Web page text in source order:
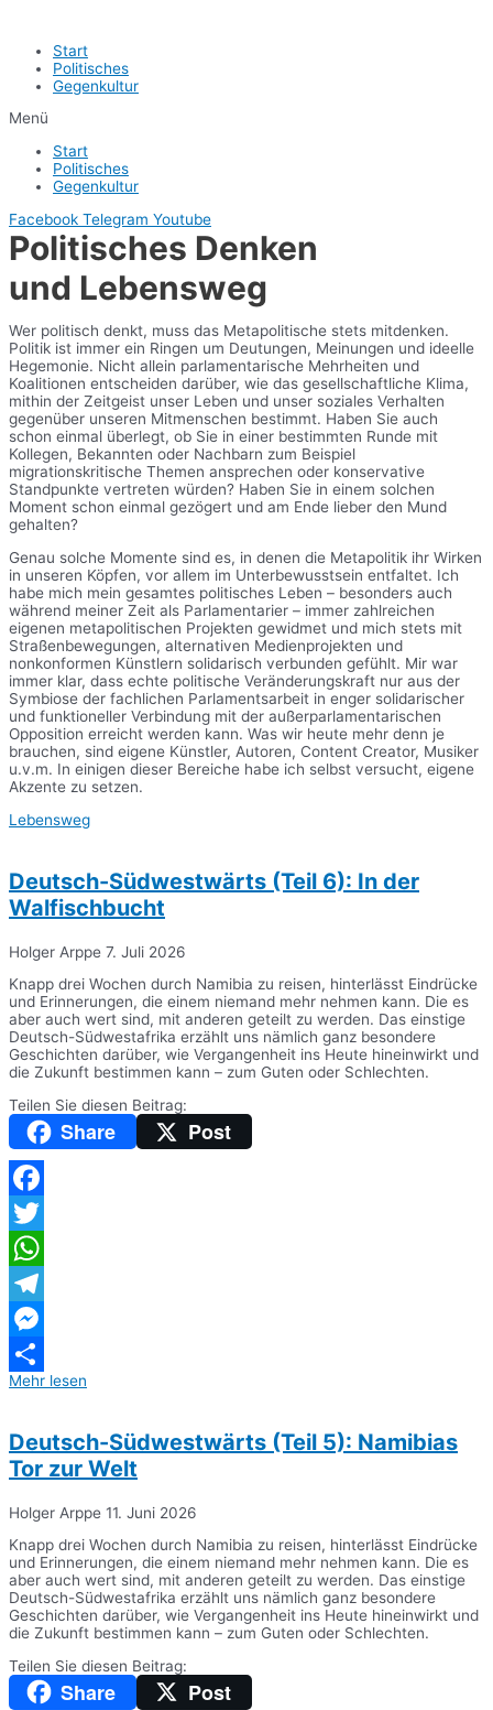
Start
Politisches
Gegenkultur
Menü
Start
Politisches
Gegenkultur
Facebook Telegram Youtube
Politisches Denken
und Lebensweg
Wer politisch denkt, muss das Metapolitische stets mitdenken.
Politik ist immer ein Ringen um Deutungen, Meinungen und ideelle
Hegemonie. Nicht allein parlamentarische Mehrheiten und
Koalitionen entscheiden darüber, wie das gesellschaftliche Klima,
mithin der Zeitgeist unser Leben und unser soziales Verhalten
gegenüber unseren Mitmenschen bestimmt. Haben Sie auch
schon einmal überlegt, ob Sie in einer bestimmten Runde mit
Kollegen, Bekannten oder Nachbarn zum Beispiel
migrationskritische Themen ansprechen oder konservative
Standpunkte vertreten würden? Haben Sie in einem solchen
Moment schon einmal gezögert und am Ende lieber den Mund
gehalten?
Genau solche Momente sind es, in denen die Metapolitik ihr Wirken
in unseren Köpfen, vor allem im Unterbewusstsein entfaltet. Ich
habe mich mein gesamtes politisches Leben – besonders auch
während meiner Zeit als Parlamentarier – immer zahlreichen
eigenen metapolitischen Projekten gewidmet und mich stets mit
Straßenbewegungen, alternativen Medienprojekten und
nonkonformen Künstlern solidarisch verbunden gefühlt. Mir war
immer klar, dass echte politische Veränderungskraft nur aus der
Symbiose der fachlichen Parlamentsarbeit in enger solidarischer
und funktioneller Verbindung mit der außerparlamentarischen
Opposition erreicht werden kann. Was wir heute mehr denn je
brauchen, sind eigene Künstler, Autoren, Content Creator, Musiker
u.v.m. In einigen dieser Bereiche habe ich selbst versucht, eigene
Akzente zu setzen.
Lebensweg
Deutsch-Südwestwärts (Teil 6): In der
Walfischbucht
Holger Arppe 7. Juli 2026
Knapp drei Wochen durch Namibia zu reisen, hinterlässt Eindrücke
und Erinnerungen, die einem niemand mehr nehmen kann. Die es
aber auch wert sind, mit anderen geteilt zu werden. Das einstige
Deutsch-Südwestafrika erzählt uns nämlich ganz besondere
Geschichten darüber, wie Vergangenheit ins Heute hineinwirkt und
die Zukunft bestimmen kann – zum Guten oder Schlechten.
Teilen Sie diesen Beitrag:
Share Post
Facebook
Twitter
WhatsApp
Telegram
Messenger
Teilen
Mehr lesen
Deutsch-Südwestwärts (Teil 5): Namibias
Tor zur Welt
Holger Arppe 11. Juni 2026
Knapp drei Wochen durch Namibia zu reisen, hinterlässt Eindrücke
und Erinnerungen, die einem niemand mehr nehmen kann. Die es
aber auch wert sind, mit anderen geteilt zu werden. Das einstige
Deutsch-Südwestafrika erzählt uns nämlich ganz besondere
Geschichten darüber, wie Vergangenheit ins Heute hineinwirkt und
die Zukunft bestimmen kann – zum Guten oder Schlechten.
Teilen Sie diesen Beitrag:
Share Post